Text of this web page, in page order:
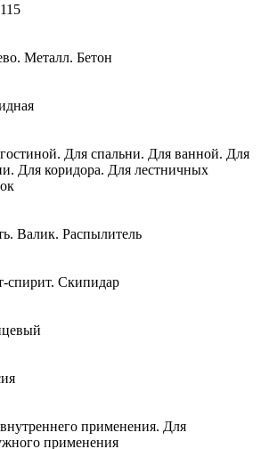
Металл. Бетон
Для спальни. Для ванной. Для
Для коридора. Для лестничных
Валик. Распылитель
спирит. Скипидар
применения. Для
применения